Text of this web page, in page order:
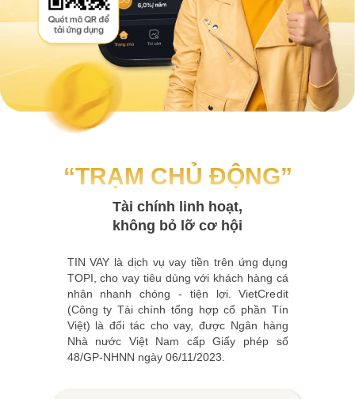
“TRẠM CHỦ ĐỘNG”
Tài chính linh hoạt,
không bỏ lỡ cơ hội
TIN VAY là dịch vụ vay tiền trên ứng dụng
TOPI, cho vay tiêu dùng với khách hàng cá
nhân nhanh chóng - tiện lợi. VietCredit
(Công ty Tài chính tổng hợp cổ phần Tín
Việt) là đối tác cho vay, được Ngân hàng
Nhà nước Việt Nam cấp Giấy phép số
48/GP-NHNN ngày 06/11/2023.